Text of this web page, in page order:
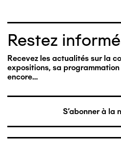
Restez
Recevez les actualités sur la
expositions, sa
encore…
S'abonner à la